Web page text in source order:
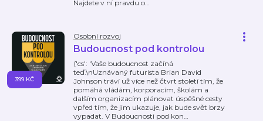
Najdete v ní pravdu o…
Osobní rozvoj
Budoucnost pod kontrolou
{'cs': 'Vaše budoucnost začíná
teď.\nUznávaný futurista Brian David
Johnson tráví už více než čtvrt století tím, že
pomáhá vládám, korporacím, školám a
dalším organizacím plánovat úspěšné cesty
vpřed tím, že jim ukazuje, jak bude svět brzy
vypadat. V Budoucnosti pod kon…
399 KČ